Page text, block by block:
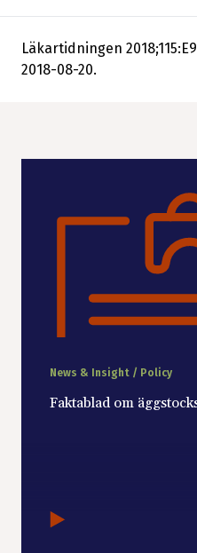
Läkartidningen
2018-08-20.
News & Insight / Policy
Faktablad om